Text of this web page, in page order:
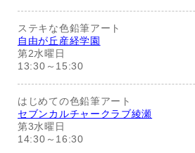
ステキな色鉛筆アート
自由が丘産経学園
第2水曜日
13:30～15:30
はじめての色鉛筆アート
セブンカルチャークラブ綾瀬
第3水曜日
14:30～16:30